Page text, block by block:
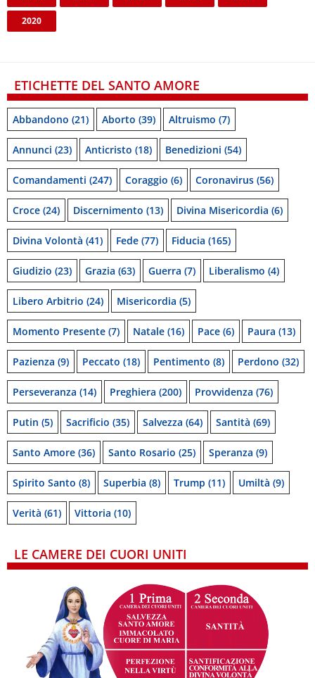
2020
ETICHETTE DEL SANTO AMORE
Abbandono (21) Aborto (39) Altruismo (7)
Annunci (23) Anticristo (18) Benedizioni (54)
Comandamenti (247) Coraggio (6) Coronavirus (56)
Croce (24) Discernimento (13) Divina Misericordia (6)
Divina Volontà (41) Fede (77) Fiducia (165)
Giudizio (23) Grazia (63) Guerra (7) Liberalismo (4)
Libero Arbitrio (24) Misericordia (5)
Momento Presente (7) Natale (16) Pace (6) Paura (13)
Pazienza (9) Peccato (18) Pentimento (8) Perdono (32)
Perseveranza (14) Preghiera (200) Provvidenza (76)
Putin (5) Sacrificio (35) Salvezza (64) Santità (69)
Santo Amore (36) Santo Rosario (25) Speranza (9)
Spirito Santo (8) Superbia (8) Trump (11) Umiltà (9)
Verità (61) Vittoria (10)
LE CAMERE DEI CUORI UNITI